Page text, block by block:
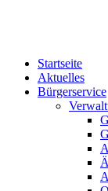
Startseite
Aktuelles
Bürgerservice